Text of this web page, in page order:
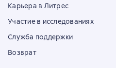
Карьера в Литрес
Участие в исследованиях
Служба поддержки
Возврат